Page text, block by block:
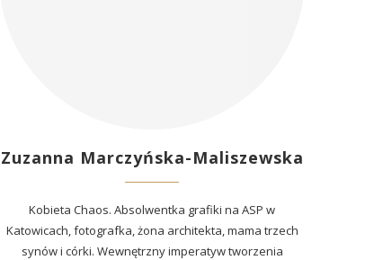
Zuzanna Marczyńska-Maliszewska
Kobieta Chaos. Absolwentka grafiki na ASP w
Katowicach, fotografka, żona architekta, mama trzech
synów i córki. Wewnętrzny imperatyw tworzenia